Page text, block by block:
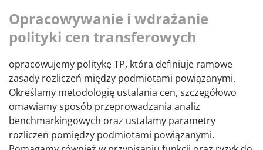
Opracowywanie i wdrażanie
polityki cen transferowych
opracowujemy politykę TP, która definiuje ramowe
zasady rozliczeń między podmiotami powiązanymi.
Określamy metodologię ustalania cen, szczegółowo
omawiamy sposób przeprowadzania analiz
benchmarkingowych oraz ustalamy parametry
rozliczeń pomiędzy podmiotami powiązanymi.